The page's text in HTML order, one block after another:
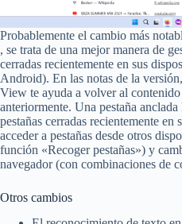
Probablemente el cambio más
, se trata de una mejor manera de
cerradas recientemente en sus
Android). En las notas de la
View te ayuda a volver al contenido
anteriormente. Una pestaña
pestañas cerradas recientemente en
acceder a pestañas desde otros
función «Recoger pestañas») y
navegador (con combinaciones de
Otros cambios